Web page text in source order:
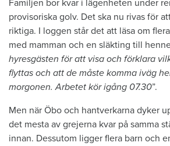
Familjen bor kvar i lägenheten under
provisoriska golv. Det ska nu rivas för
riktiga. I loggen står det att läsa om
med mamman och en släkting till
hyresgästen för att visa och förklara
flyttas och att de måste komma iväg
morgonen. Arbetet kör igång 07.30”.
Men när Öbo och hantverkarna dyker
det mesta av grejerna kvar på samma
innan. Dessutom ligger flera barn och